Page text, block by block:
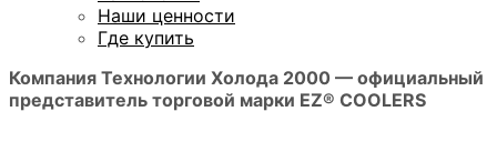
Наши ценности
Где купить
Компания Технологии Холода 2000 — официальный
представитель торговой марки EZ® COOLERS